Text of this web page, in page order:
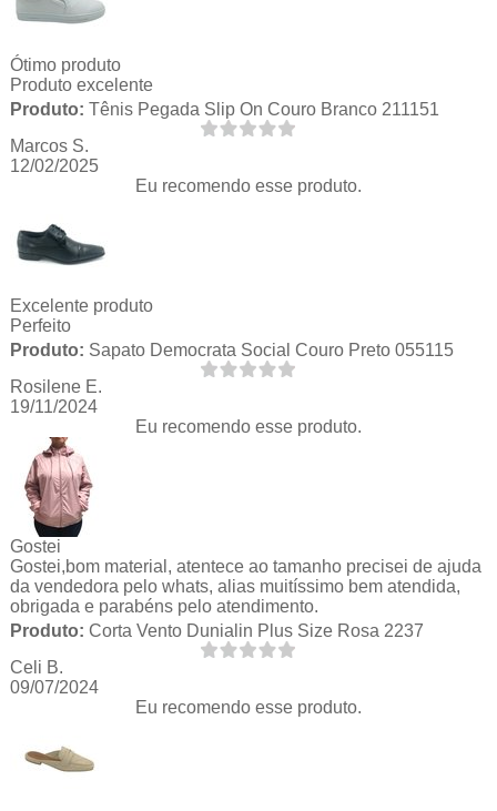
Ótimo produto
Produto excelente
Produto: Tênis Pegada Slip On Couro Branco 211151
Marcos S.
12/02/2025
Eu recomendo esse produto.
Excelente produto
Perfeito
Produto: Sapato Democrata Social Couro Preto 055115
Rosilene E.
19/11/2024
Eu recomendo esse produto.
Gostei
Gostei,bom material, atentece ao tamanho precisei de ajuda
da vendedora pelo whats, alias muitíssimo bem atendida,
obrigada e parabéns pelo atendimento.
Produto: Corta Vento Dunialin Plus Size Rosa 2237
Celi B.
09/07/2024
Eu recomendo esse produto.